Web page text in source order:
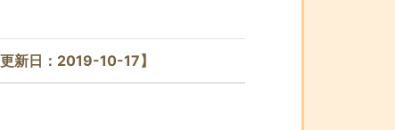
新日：2019-10-17】